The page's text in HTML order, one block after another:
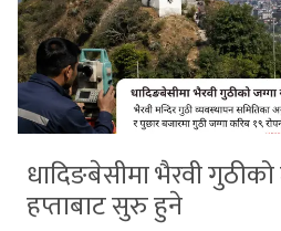
धादिङबेसीमा भैरवी गुठीको
हप्ताबाट सुरु हुने